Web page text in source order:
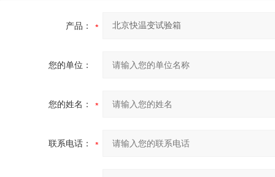
产品：
您的单位：
您的姓名：
联系电话：